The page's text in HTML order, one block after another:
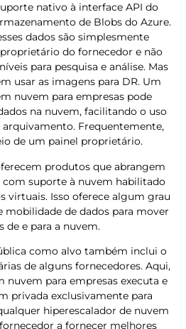
nativo à interface API do
de Blobs do Azure.
dados são simplesmente
do fornecedor e não
para pesquisa e análise. Mas
usar as imagens para DR. Um
nuvem para empresas pode
na nuvem, facilitando o uso
arquivamento. Frequentemente,
de um painel proprietário.
produtos que abrangem
com suporte à nuvem habilitado
virtuais. Isso oferece algum grau
mobilidade de dados para mover
de e para a nuvem.
como alvo também inclui o
de alguns fornecedores. Aqui,
nuvem para empresas executa e
privada exclusivamente para
hiperescalador de nuvem
a fornecer melhores